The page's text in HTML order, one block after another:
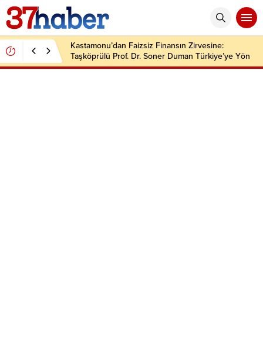
Kastamonu’dan Faizsiz Finansın Zirvesine:
Taşköprülü Prof. Dr. Soner Duman Türkiye’ye Yön
Veriyor